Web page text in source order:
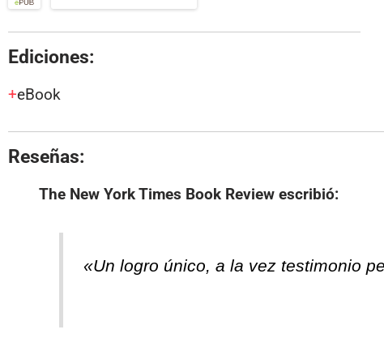
Ediciones:
eBook
Reseñas:
The New York Times Book Review escribió:
«Un logro único, a la vez testimonio